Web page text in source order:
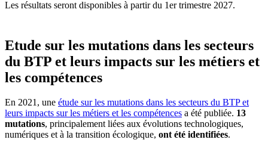
Les résultats seront disponibles à partir du 1er trimestre 2027.
Etude sur les mutations dans les secteurs
du BTP et leurs impacts sur les métiers et
les compétences
En 2021, une étude sur les mutations dans les secteurs du BTP et
leurs impacts sur les métiers et les compétences a été publiée. 13
mutations, principalement liées aux évolutions technologiques,
numériques et à la transition écologique, ont été identifiées.